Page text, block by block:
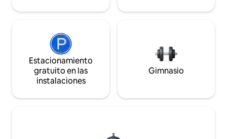
Estacionamiento
gratuito en las
instalaciones
Gimnasio